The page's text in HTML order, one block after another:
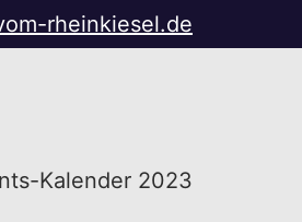
rheinkiesel.de
Kalender 2023